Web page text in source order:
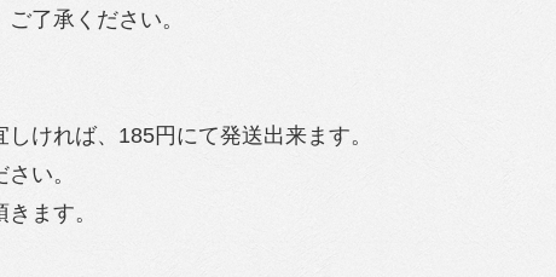
了承ください。
ければ、185円にて発送出来ます。
い。
ます。